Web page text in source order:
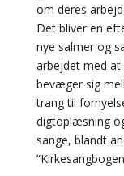
om deres
Det bliver en
nye salmer og
arbejdet med
bevæger sig
trang til
digtoplæsning
sange, blandt